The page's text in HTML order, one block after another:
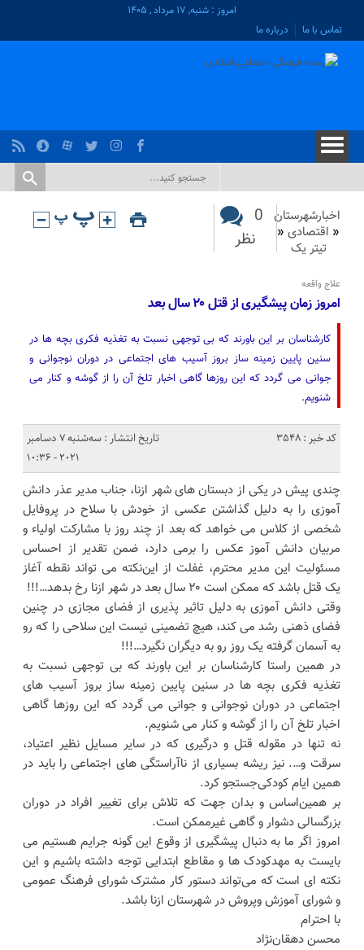
امروز : شنبه, ۱۷ مرداد , ۱۴۰۵
تماس با ما
درباره ما
اخبارشهرستان
« اقتصادی «
تیتر یک
0
نظر
علاج واقعه
امروز زمان پیشگیری از ‌قتل ۲۰ سال بعد
کارشناسان بر این باورند که بی توجهی نسبت به تغذیه فکری بچه ها در
سنین‌ پایین زمینه ساز بروز آسیب های اجتماعی در دوران نوجوانی و
جوانی می گردد که این روزها گاهی اخبار تلخ آن را از گوشه و کنار می
شنویم.
کد خبر : 3548
تاریخ انتشار : سه‌شنبه 7 دسامبر
2021 - 10:36
چندی پیش در یکی از دبستان های شهر ازنا، جناب مدیر عذر دانش
آموزی را به دلیل گذاشتن عکسی از خودش با سلاح در پروفایل
شخصی از کلاس می خواهد که بعد از چند روز با مشارکت اولیاء و
مربیان دانش آموز عکس را بر‌می دارد، ضمن تقدیر از احساس
مسئولیت این ‌مدیر محترم، غفلت از این‌نکته ‌می تواند نقطه آغاز
یک قتل باشد که ممکن است ۲۰ سال بعد در شهر ازنا رخ بدهد…!!!
وقتی دانش آموزی به دلیل تاثیر پذیری از فضای مجازی در چنین
فضای ذهنی رشد می کند، هیچ تضمینی نیست این سلاحی را که رو
به آسمان گرفته یک ‌روز رو به دیگران نگیرد…!!!
در همین راستا کارشناسان بر این باورند که بی توجهی نسبت به
تغذیه فکری بچه ها در سنین‌ پایین زمینه ساز بروز آسیب های
اجتماعی در دوران نوجوانی و جوانی می گردد که این روزها گاهی
اخبار تلخ آن را از گوشه و کنار می شنویم.
نه تنها در ‌مقوله قتل و درگیری که در سایر مسایل نظیر اعتیاد،
سرقت و…. نیز ریشه بسیاری از ناآراستگی های اجتماعی را باید در
همین ایام کودکی‌جستجو کرد.
بر همین‌اساس و بدان جهت که تلاش برای تغییر افراد در دوران
بزرگسالی دشوار و گاهی غیرممکن است.
امروز اگر ما به دنبال پیشگیری از وقوع این گونه جرایم هستیم می
بایست به مهدکودک ها و مقاطع ابتدایی توجه داشته باشیم و این
نکته ای است که می‌تواند دستور کار مشترک شورای فرهنگ عمومی
و شورای آموزش و‌پروش در شهرستان ازنا باشد.
با احترام
محسن دهقان‌نژاد